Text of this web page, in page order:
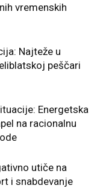
vremenskih
Najteže u
peščari
Energetska
na racionalnu
utiče na
i snabdevanje